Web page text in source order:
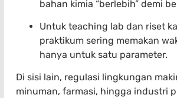
bahan kimia “berlebih” demi
Untuk teaching lab dan riset
praktikum sering memakan
hanya untuk satu parameter.
Di sisi lain, regulasi lingkungan
minuman, farmasi, hingga industri